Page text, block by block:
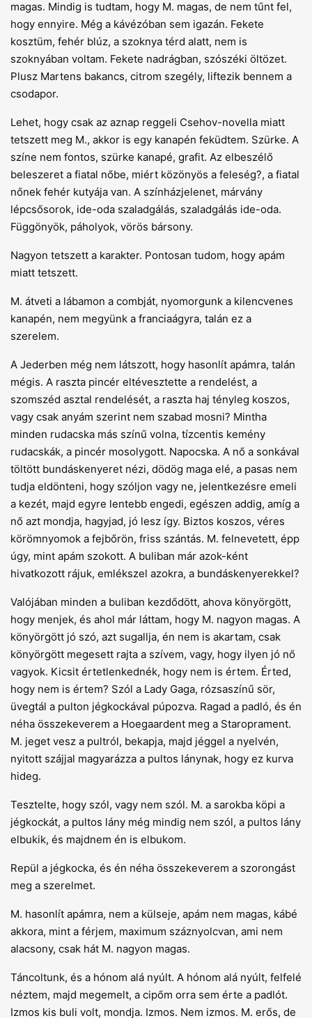
magas. Mindig is tudtam, hogy M. magas, de nem tűnt fel,
hogy ennyire. Még a kávézóban sem igazán. Fekete
kosztüm, fehér blúz, a szoknya térd alatt, nem is
szoknyában voltam. Fekete nadrágban, szószéki öltözet.
Plusz Martens bakancs, citrom szegély, liftezik bennem a
csodapor.
Lehet, hogy csak az aznap reggeli Csehov-novella miatt
tetszett meg M., akkor is egy kanapén feküdtem. Szürke. A
színe nem fontos, szürke kanapé, grafit. Az elbeszélő
beleszeret a fiatal nőbe, miért közönyös a feleség?, a fiatal
nőnek fehér kutyája van. A színházjelenet, márvány
lépcsősorok, ide-oda szaladgálás, szaladgálás ide-oda.
Függönyök, páholyok, vörös bársony.
Nagyon tetszett a karakter. Pontosan tudom, hogy apám
miatt tetszett.
M. átveti a lábamon a combját, nyomorgunk a kilencvenes
kanapén, nem megyünk a franciaágyra, talán ez a
szerelem.
A Jederben még nem látszott, hogy hasonlít apámra, talán
mégis. A raszta pincér eltévesztette a rendelést, a
szomszéd asztal rendelését, a raszta haj tényleg koszos,
vagy csak anyám szerint nem szabad mosni? Mintha
minden rudacska más színű volna, tízcentis kemény
rudacskák, a pincér mosolygott. Napocska. A nő a sonkával
töltött bundáskenyeret nézi, dödög maga elé, a pasas nem
tudja eldönteni, hogy szóljon vagy ne, jelentkezésre emeli
a kezét, majd egyre lentebb engedi, egészen addig, amíg a
nő azt mondja, hagyjad, jó lesz így. Biztos koszos, véres
körömnyomok a fejbőrön, friss szántás. M. felnevetett, épp
úgy, mint apám szokott. A buliban már azok-ként
hivatkozott rájuk, emlékszel azokra, a bundáskenyerekkel?
Valójában minden a buliban kezdődött, ahova könyörgött,
hogy menjek, és ahol már láttam, hogy M. nagyon magas. A
könyörgött jó szó, azt sugallja, én nem is akartam, csak
könyörgött megesett rajta a szívem, vagy, hogy ilyen jó nő
vagyok. Kicsit értetlenkednék, hogy nem is értem. Érted,
hogy nem is értem? Szól a Lady Gaga, rózsaszínű sör,
üvegtál a pulton jégkockával púpozva. Ragad a padló, és én
néha összekeverem a Hoegaardent meg a Staroprament.
M. jeget vesz a pultról, bekapja, majd jéggel a nyelvén,
nyitott szájjal magyarázza a pultos lánynak, hogy ez kurva
hideg.
Tesztelte, hogy szól, vagy nem szól. M. a sarokba köpi a
jégkockát, a pultos lány még mindig nem szól, a pultos lány
elbukik, és majdnem én is elbukom.
Repül a jégkocka, és én néha összekeverem a szorongást
meg a szerelmet.
M. hasonlít apámra, nem a külseje, apám nem magas, kábé
akkora, mint a férjem, maximum száznyolcvan, ami nem
alacsony, csak hát M. nagyon magas.
Táncoltunk, és a hónom alá nyúlt. A hónom alá nyúlt, felfelé
néztem, majd megemelt, a cipőm orra sem érte a padlót.
Izmos kis buli volt, mondja. Izmos. Nem izmos. M. erős, de